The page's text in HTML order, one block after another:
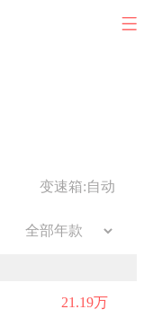
变速箱:自动
21.19万